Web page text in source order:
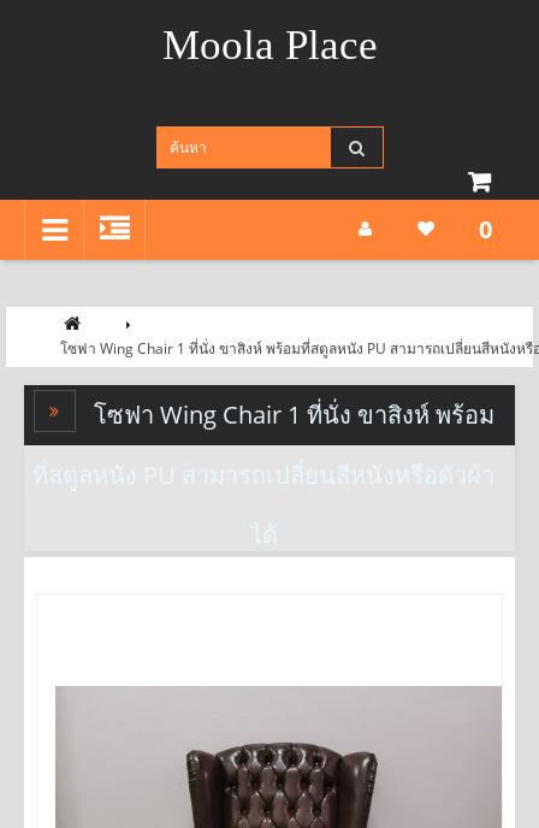
Moola Place
0
โซฟา Wing Chair 1 ที่นั่ง ขาสิงห์ พร้อมที่สตูลหนัง PU สามารถเปลี่ยนสีหนังหรื
โซฟา Wing Chair 1 ที่นั่ง ขาสิงห์ พร้อม
ที่สตูลหนัง PU สามารถเปลี่ยนสีหนังหรือตัวผ้า
ได้